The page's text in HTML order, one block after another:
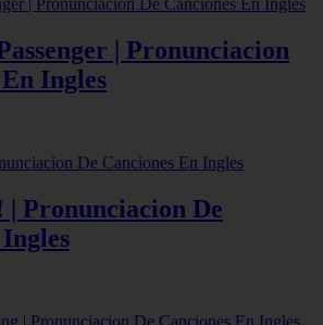
| Pronunciacion
Ingles
| Pronunciacion De